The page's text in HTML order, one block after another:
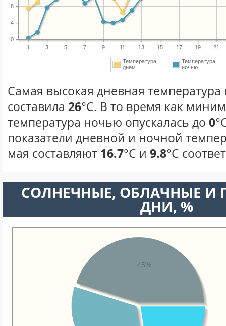
1 3 5 7 9 11 13 15 17 19 21
0
4
8
Температура
днем
Температура
ночью
Самая высокая дневная температура
составила 26°С. В то время как
температура ночью опускалась до 0
показатели дневной и ночной
мая составляют 16.7°С и 9.8°С
CОЛНЕЧНЫЕ, ОБЛАЧНЫЕ И
ДНИ, %
45%